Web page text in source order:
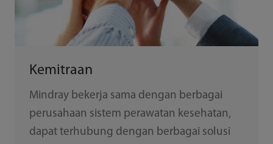
Kemitraan
Mindray bekerja sama dengan berbagai
perusahaan sistem perawatan kesehatan,
dapat terhubung dengan berbagai solusi